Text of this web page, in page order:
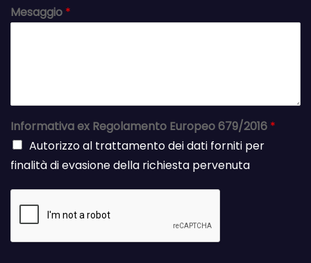
Mesaggio *
Informativa ex Regolamento Europeo 679/2016 *
Autorizzo al trattamento dei dati forniti per
finalità di evasione della richiesta pervenuta